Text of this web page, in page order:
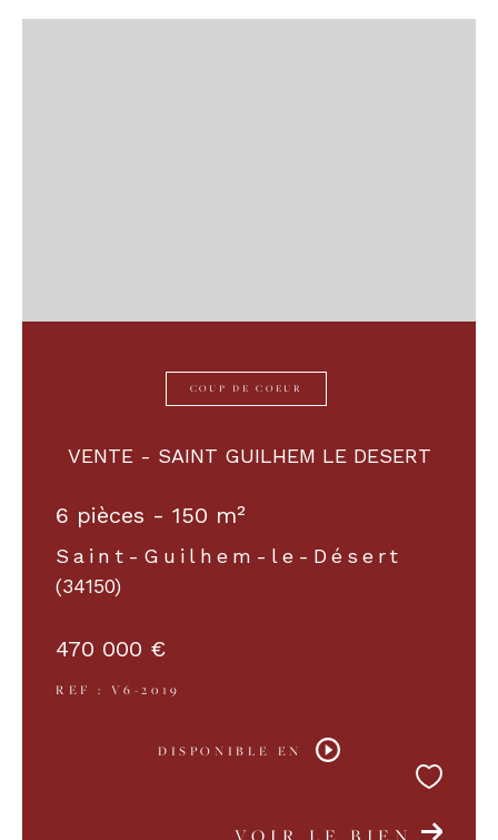
COUP DE COEUR
VENTE - SAINT GUILHEM LE DESERT
6 pièces - 150 m²
Saint-Guilhem-le-Désert
(34150)
470 000 €
REF : V6-2019
DISPONIBLE EN